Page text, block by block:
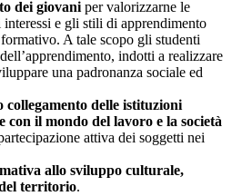
dei giovani per valorizzarne le
e gli stili di apprendimento
A tale scopo gli studenti
indotti a realizzare
una padronanza sociale ed
collegamento delle istituzioni
con il mondo del lavoro e la società
attiva dei soggetti nei
allo sviluppo culturale,
territorio.